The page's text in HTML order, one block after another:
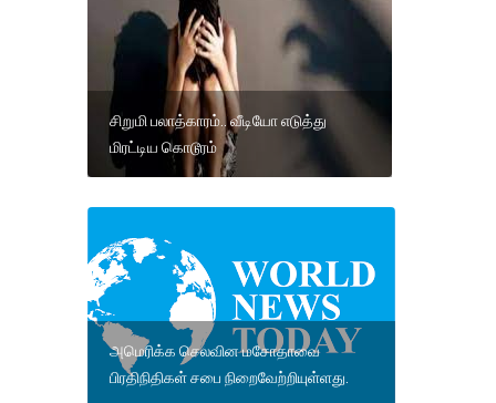
சிறுமி பலாத்காரம்.. வீடியோ எடுத்து
மிரட்டிய கொடூரம்
அமெரிக்க செலவின மசோதாவை
பிரதிநிதிகள் சபை நிறைவேற்றியுள்ளது.